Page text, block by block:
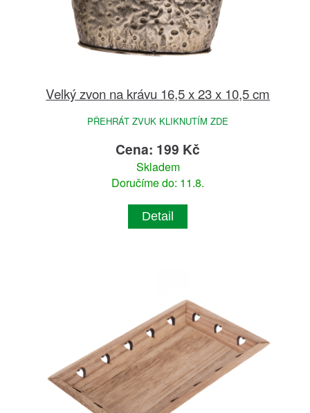
Velký zvon na krávu 16,5 x 23 x 10,5 cm
PŘEHRÁT ZVUK KLIKNUTÍM ZDE
Cena: 199 Kč
Skladem
Doručíme do: 11.8.
Detail